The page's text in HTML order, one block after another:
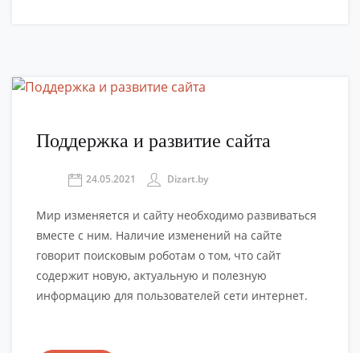
Поддержка и развитие сайта
24.05.2021 Dizart.by
Мир изменяется и сайту необходимо развиваться
вместе с ним. Наличие изменений на сайте
говорит поисковым роботам о том, что сайт
содержит новую, актуальную и полезную
информацию для пользователей сети интернет.